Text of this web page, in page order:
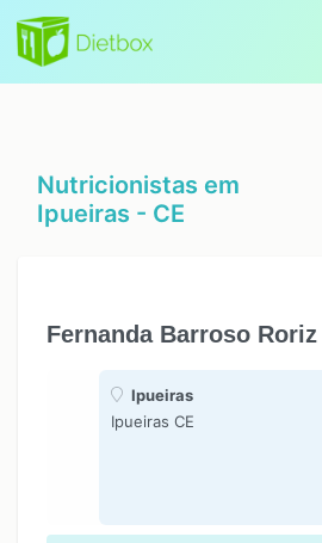
Nutricionistas em
Ipueiras - CE
Fernanda Barroso Roriz
Ipueiras
Ipueiras CE